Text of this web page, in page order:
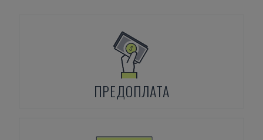
ПРЕДОПЛАТА